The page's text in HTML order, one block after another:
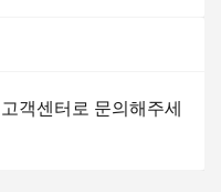
객센터로 문의해주세